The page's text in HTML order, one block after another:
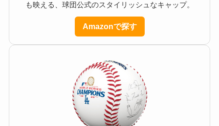
も映える、球団公式のスタイリッシュなキャップ。
Amazonで探す